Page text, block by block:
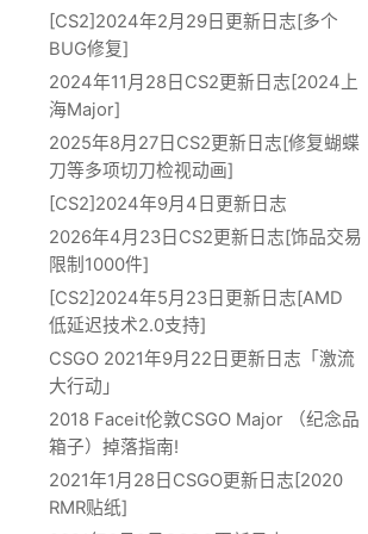
[CS2]2024年2月29日更新日志[多个
BUG修复]
2024年11月28日CS2更新日志[2024上
海Major]
2025年8月27日CS2更新日志[修复蝴蝶
刀等多项切刀检视动画]
[CS2]2024年9月4日更新日志
2026年4月23日CS2更新日志[饰品交易
限制1000件]
[CS2]2024年5月23日更新日志[AMD
低延迟技术2.0支持]
CSGO 2021年9月22日更新日志「激流
大行动」
2018 Faceit伦敦CSGO Major （纪念品
箱子）掉落指南!
2021年1月28日CSGO更新日志[2020
RMR贴纸]